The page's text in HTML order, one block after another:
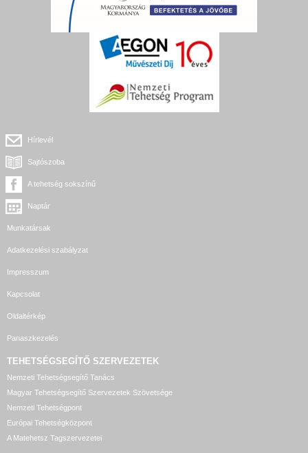
Hírlevél
Sajtószoba
A tehetség sokszínű
Naptár
Munkatársak
Adatkezelési szabályzat
Impresszum
Kapcsolat
Oldaltérkép
Panaszkezelés
TEHETSÉGSEGÍTŐ SZERVEZETEK
Nemzeti Tehetségsegítő Tanács
Magyar Tehetségsegítő Szervezetek Szövetsége
Nemzeti Tehetségpont
Európai Tehetségközpont
A Matehetsz Tagszervezetei